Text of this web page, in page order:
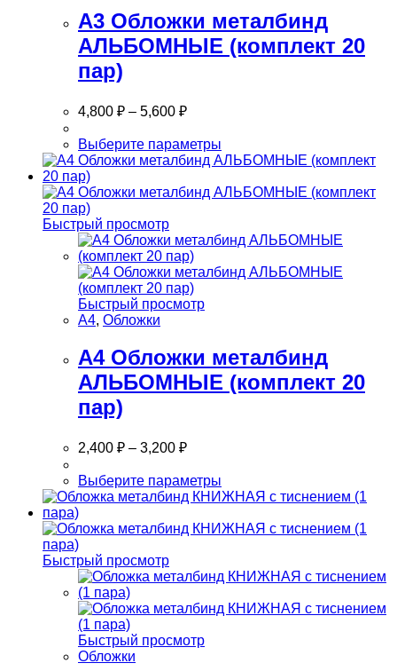
А3 Обложки металбинд
АЛЬБОМНЫЕ (комплект 20
пар)
4,800 ₽ – 5,600 ₽
Выберите параметры
товар
несколько
можно
на
Быстрый просмотр
Быстрый просмотр
А4, Обложки
А4 Обложки металбинд
АЛЬБОМНЫЕ (комплект 20
пар)
2,400 ₽ – 3,200 ₽
Выберите параметры
товар
несколько
можно
на
Быстрый просмотр
Быстрый просмотр
Обложки